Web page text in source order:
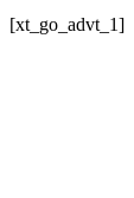
[xt_go_advt_1]